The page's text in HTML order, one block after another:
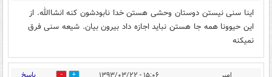
اینا سنی نیستن دوستان وحشی هستن خدا نابودشون کنه انشاالله. از
این حیوونا همه جا هستن نباید اجازه داد بیرون بیان. شیعه سنی فرق
نمیکنه